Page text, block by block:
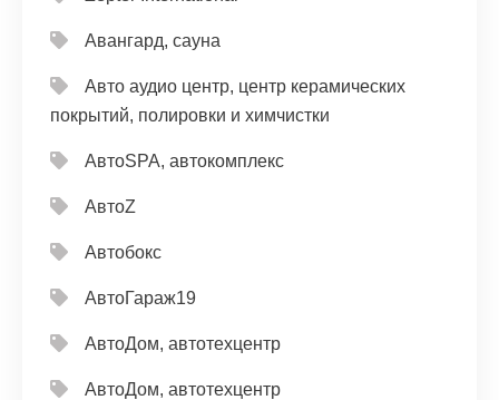
Авангард, сауна
Авто аудио центр, центр керамических
покрытий, полировки и химчистки
АвтоSPA, автокомплекс
АвтоZ
Автобокс
АвтоГараж19
АвтоДом, автотехцентр
АвтоДом, автотехцентр